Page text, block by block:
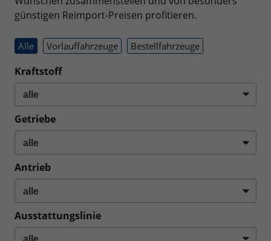
günstigen Reimport-Preisen profitieren.
Alle Vorlauffahrzeuge Bestellfahrzeuge
Kraftstoff
Getriebe
Antrieb
Ausstattungslinie